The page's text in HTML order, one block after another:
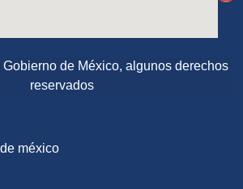
Gobierno de México, algunos derechos
reservados